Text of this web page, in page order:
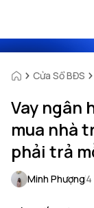
Cửa Sổ BĐS
Vay ngân
mua nhà
phải trả
Minh Phượng